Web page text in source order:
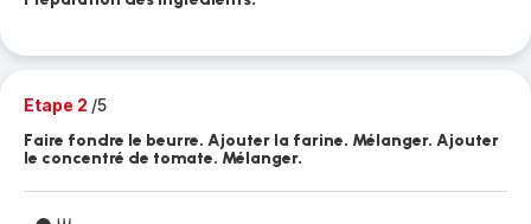
Etape 2 /5
Faire fondre le beurre. Ajouter la farine. Mélanger. Ajouter
le concentré de tomate. Mélanger.